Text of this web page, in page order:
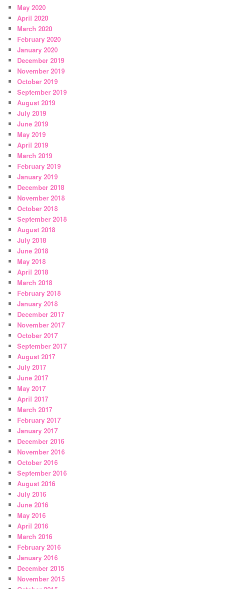
May 2020
April 2020
March 2020
February 2020
January 2020
December 2019
November 2019
October 2019
September 2019
August 2019
July 2019
June 2019
May 2019
April 2019
March 2019
February 2019
January 2019
December 2018
November 2018
October 2018
September 2018
August 2018
July 2018
June 2018
May 2018
April 2018
March 2018
February 2018
January 2018
December 2017
November 2017
October 2017
September 2017
August 2017
July 2017
June 2017
May 2017
April 2017
March 2017
February 2017
January 2017
December 2016
November 2016
October 2016
September 2016
August 2016
July 2016
June 2016
May 2016
April 2016
March 2016
February 2016
January 2016
December 2015
November 2015